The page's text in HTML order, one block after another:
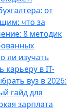
от
что за
8 методик
ли изучать
карьеру в IT-
вуз в 2026:
гайд для
зарплата